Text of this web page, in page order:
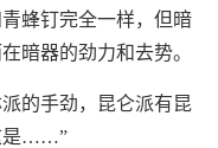
蜂钉完全一样，但暗
暗器的劲力和去势。
的手劲，昆仑派有昆
是……”